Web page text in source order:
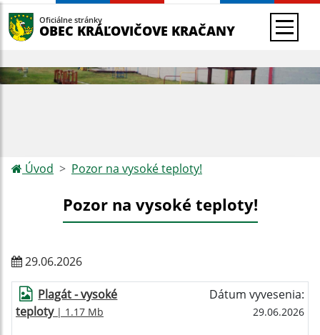
Oficiálne stránky
OBEC KRÁĽOVIČOVE KRAČANY
Úvod Pozor na vysoké teploty!
Pozor na vysoké teploty!
29.06.2026
Plagát - vysoké
teploty| 1.17 Mb
Dátum vyvesenia:
29.06.2026